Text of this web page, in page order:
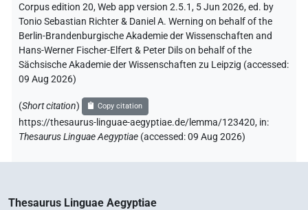
Corpus edition 20, Web app version 2.5.1, 5 Jun 2026, ed. by
Tonio Sebastian Richter & Daniel A. Werning on behalf of the
Berlin-Brandenburgische Akademie der Wissenschaften and
Hans-Werner Fischer-Elfert & Peter Dils on behalf of the
Sächsische Akademie der Wissenschaften zu Leipzig (accessed:
09 Aug 2026)
(Short citation) Copy citation
https://thesaurus-linguae-aegyptiae.de/lemma/123420, in:
Thesaurus Linguae Aegyptiae (accessed:09 Aug 2026)
Thesaurus Linguae Aegyptiae